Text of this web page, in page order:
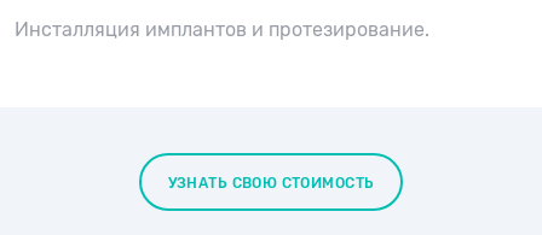
Инсталляция имплантов и протезирование.
УЗНАТЬ СВОЮ СТОИМОСТЬ